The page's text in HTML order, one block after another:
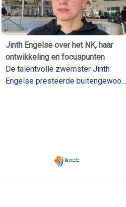
Jinth Engelse over het NK, haar
ontwikkeling en focuspunten
De talentvolle zwemster Jinth
Engelse presteerde buitengewoon